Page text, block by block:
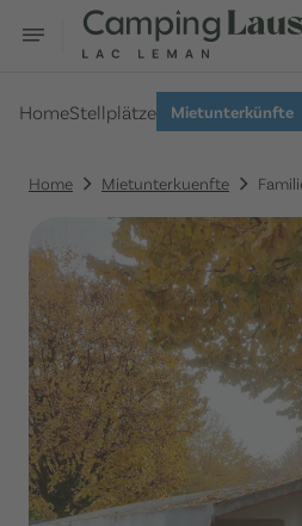
HomeStellplätze Mietunterkünfte
Home Mietunterkuenfte